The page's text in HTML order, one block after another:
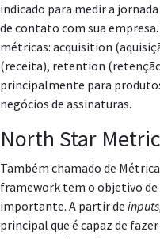
indicado para medir a
de contato com sua
métricas: acquisition
(receita), retention
principalmente para
negócios de assinaturas.
North Star Metric
Também chamado de
framework tem o objetivo
importante. A partir de inputs
principal que é capaz de